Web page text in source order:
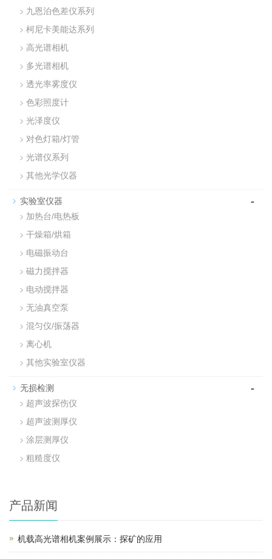
九恩泊色差仪系列
柯尼卡美能达系列
高光谱相机
多光谱相机
透光率雾度仪
色彩照度计
光泽度仪
对色灯箱/灯管
光谱仪系列
其他光学仪器
实验室仪器 -
加热台/电热板
干燥箱/烘箱
电磁振动台
磁力搅拌器
电动搅拌器
无油真空泵
混匀仪/振荡器
离心机
其他实验室仪器
无损检测 -
超声波探伤仪
超声波测厚仪
涂层测厚仪
粗糙度仪
产品新闻
机载高光谱相机案例展示：探矿的应用